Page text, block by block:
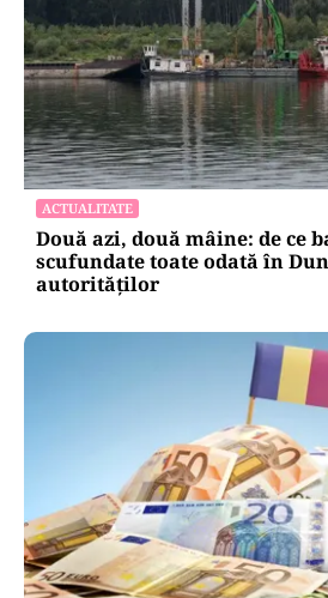
ACTUALITATE
Două azi, două mâine: de ce
scufundate toate odată în
autorităților